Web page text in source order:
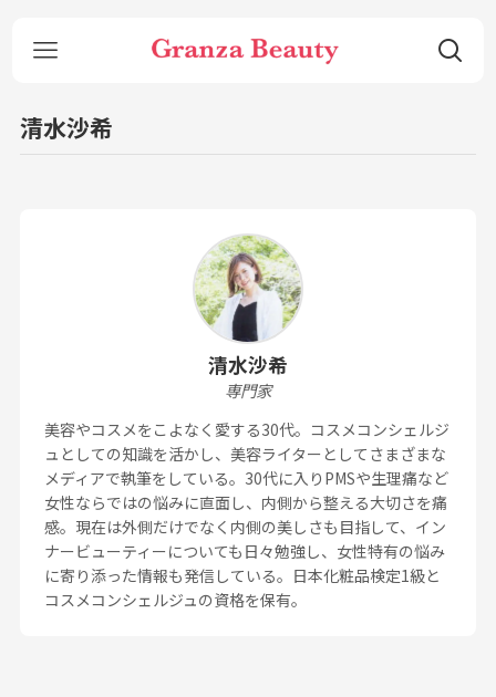
清水沙希
清水沙希
専門家
美容やコスメをこよなく愛する30代。コスメコンシェルジ
ュとしての知識を活かし、美容ライターとしてさまざまな
メディアで執筆をしている。30代に入りPMSや生理痛など
女性ならではの悩みに直面し、内側から整える大切さを痛
感。現在は外側だけでなく内側の美しさも目指して、イン
ナービューティーについても日々勉強し、女性特有の悩み
に寄り添った情報も発信している。日本化粧品検定1級と
コスメコンシェルジュの資格を保有。